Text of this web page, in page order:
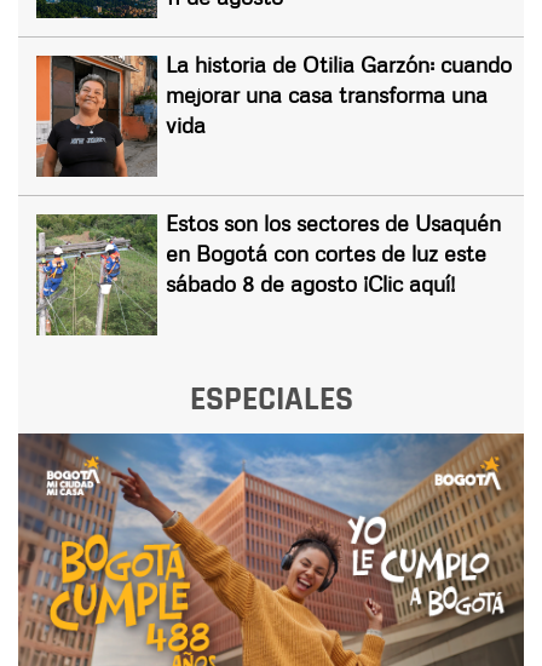
La historia de Otilia Garzón: cuando
mejorar una casa transforma una
vida
Estos son los sectores de Usaquén
en Bogotá con cortes de luz este
sábado 8 de agosto ¡Clic aquí!
ESPECIALES